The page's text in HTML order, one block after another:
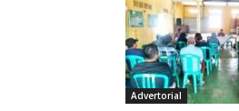
Advertorial